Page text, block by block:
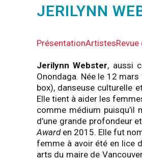
JERILYNN
PrésentationArtistes
Jerilynn Webster, aussi
Onondaga. Née le 12
box), danseuse culturelle
Elle tient à aider les
comme médium puisqu’il
d’une grande profondeur
Awarden 2015. Elle fut
femme à avoir été en lice
arts du maire de